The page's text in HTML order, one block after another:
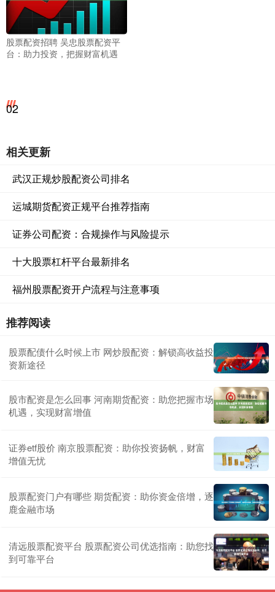
股票配资招聘 吴忠股票配资平
台：助力投资，把握财富机遇
02
相关更新
武汉正规炒股配资公司排名
运城期货配资正规平台推荐指南
证券公司配资：合规操作与风险提示
十大股票杠杆平台最新排名
福州股票配资开户流程与注意事项
推荐阅读
股票配债什么时候上市 网炒股配资：解锁高收益投
资新途径
股市配资是怎么回事 河南期货配资：助您把握市场
机遇，实现财富增值
证券etf股价 南京股票配资：助你投资扬帆，财富
增值无忧
股票配资门户有哪些 期货配资：助你资金倍增，逐
鹿金融市场
清远股票配资平台 股票配资公司优选指南：助您找
到可靠平台